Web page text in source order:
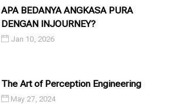
APA BEDANYA ANGKASA PURA
DENGAN INJOURNEY?
Jan 10, 2026
The Art of Perception Engineering
May 27, 2024